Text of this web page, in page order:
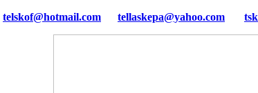
tellaskepa@yahoo.com